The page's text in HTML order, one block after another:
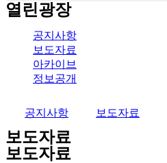
열린광장
공지사항
보도자료
아카이브
정보공개
공지사항 보도자료
보도자료
보도자료